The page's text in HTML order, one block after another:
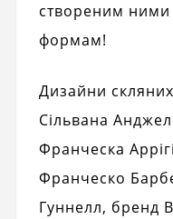
створеним ними
формам!
Дизайни
Сільвана
Франческа
Франческо
Гуннелл, бренд